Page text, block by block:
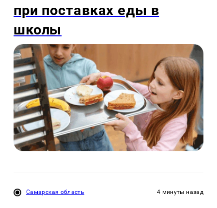
при поставках еды в
школы
Самарская область 4 минуты назад